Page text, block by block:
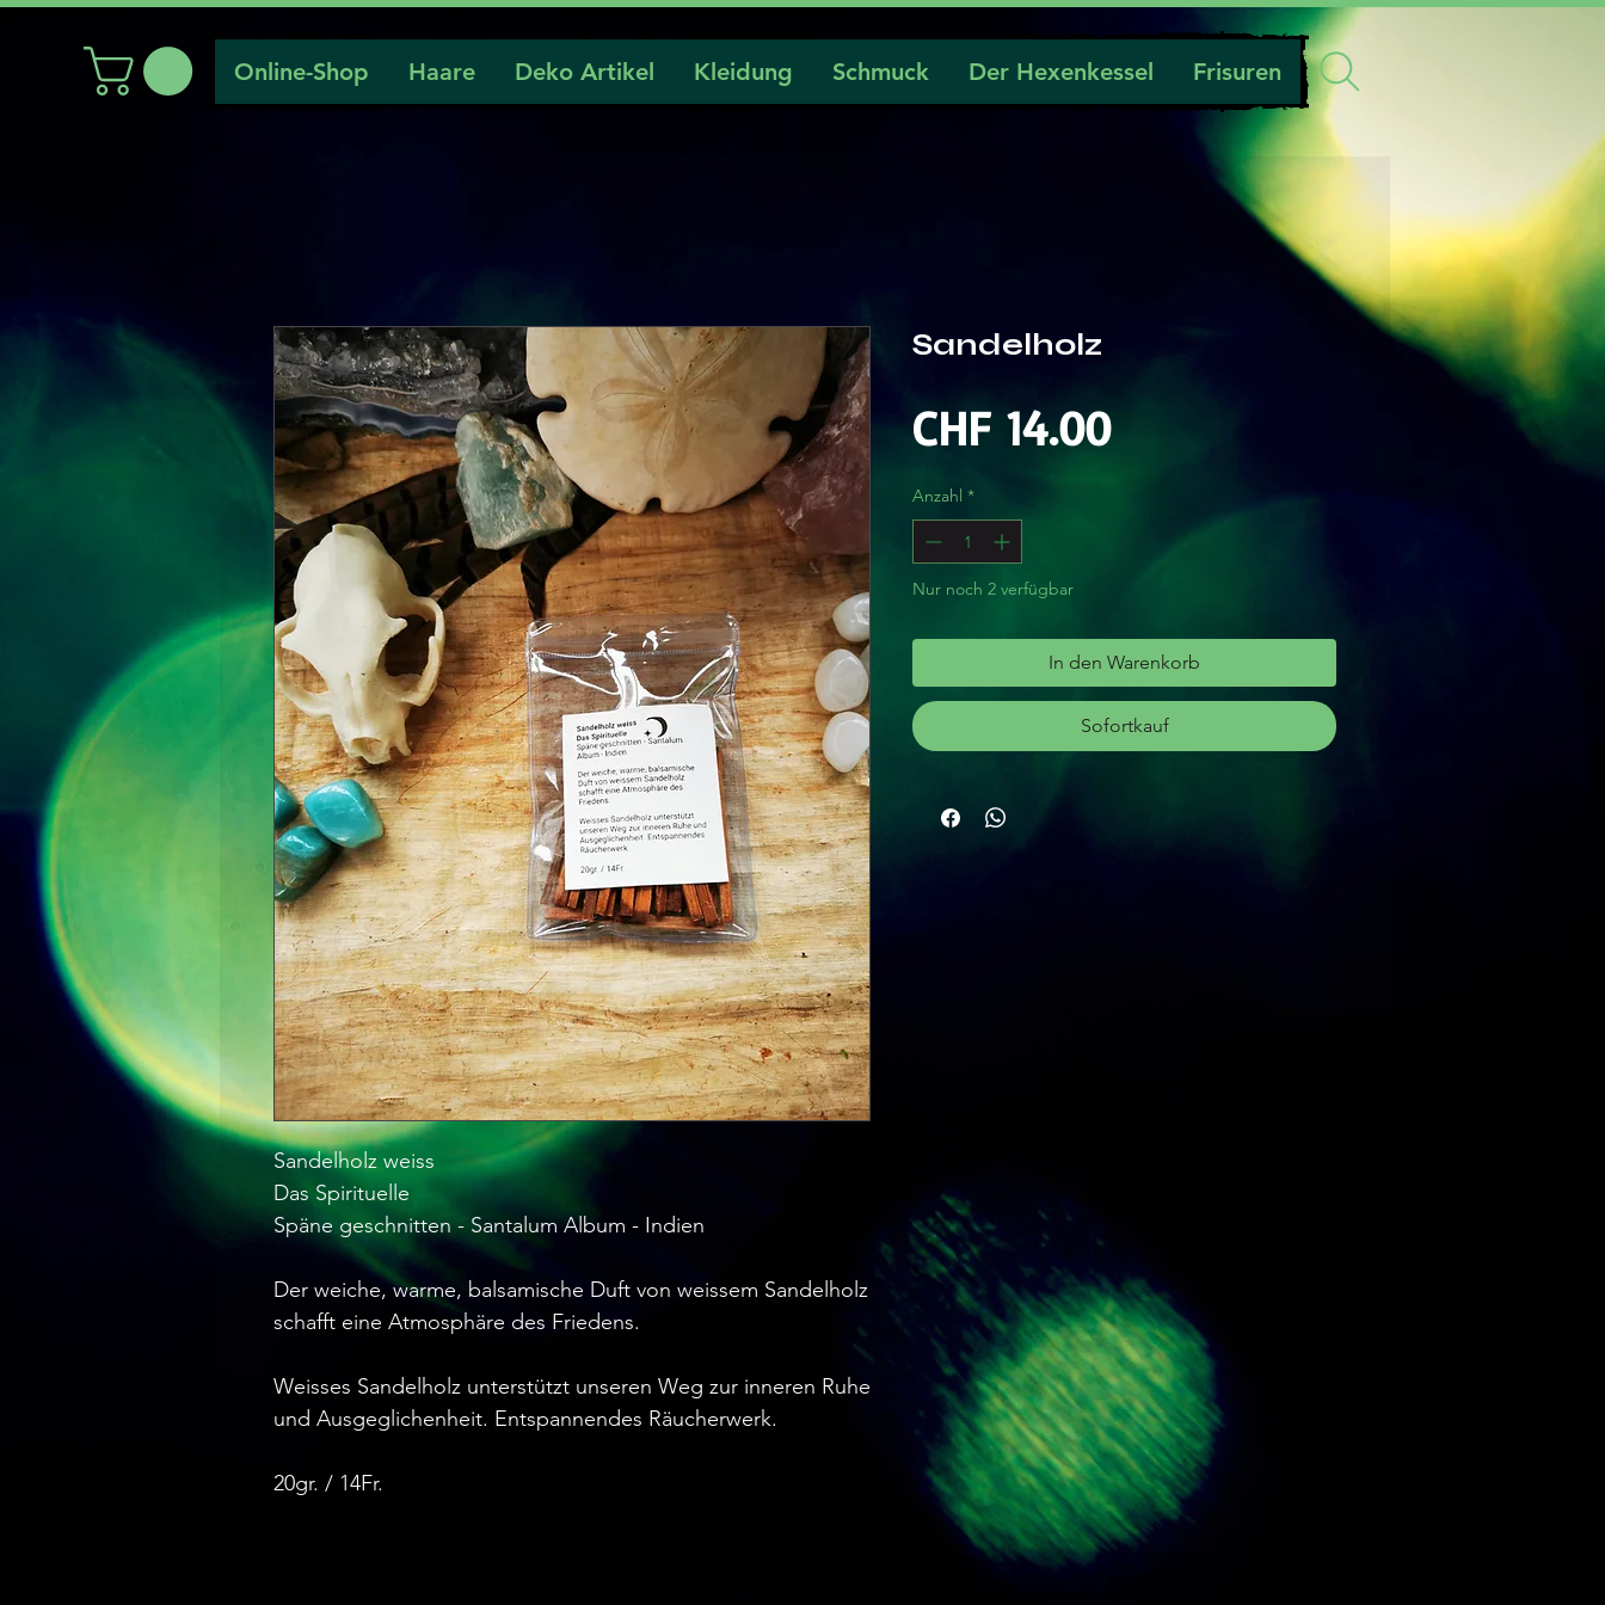
Online-Shop Haare Deko Artikel Kleidung Schmuck Der Hexenkessel Frisuren
Sandelholz weiss
Das Spirituelle
Späne geschnitten - Santalum Album - Indien
Der weiche, warme, balsamische Duft von weissem Sandelholz
schafft eine Atmosphäre des Friedens.
Weisses Sandelholz unterstützt unseren Weg zur inneren Ruhe
und Ausgeglichenheit. Entspannendes Räucherwerk.
20gr. / 14Fr.
Sandelholz
CHF 14.00Preis
Anzahl *
Nur noch 2 verfügbar
In den Warenkorb
Sofortkauf